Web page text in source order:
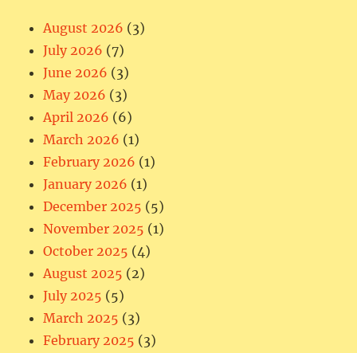
August 2026 (3)
July 2026 (7)
June 2026 (3)
May 2026 (3)
April 2026 (6)
March 2026 (1)
February 2026 (1)
January 2026 (1)
December 2025 (5)
November 2025 (1)
October 2025 (4)
August 2025 (2)
July 2025 (5)
March 2025 (3)
February 2025 (3)